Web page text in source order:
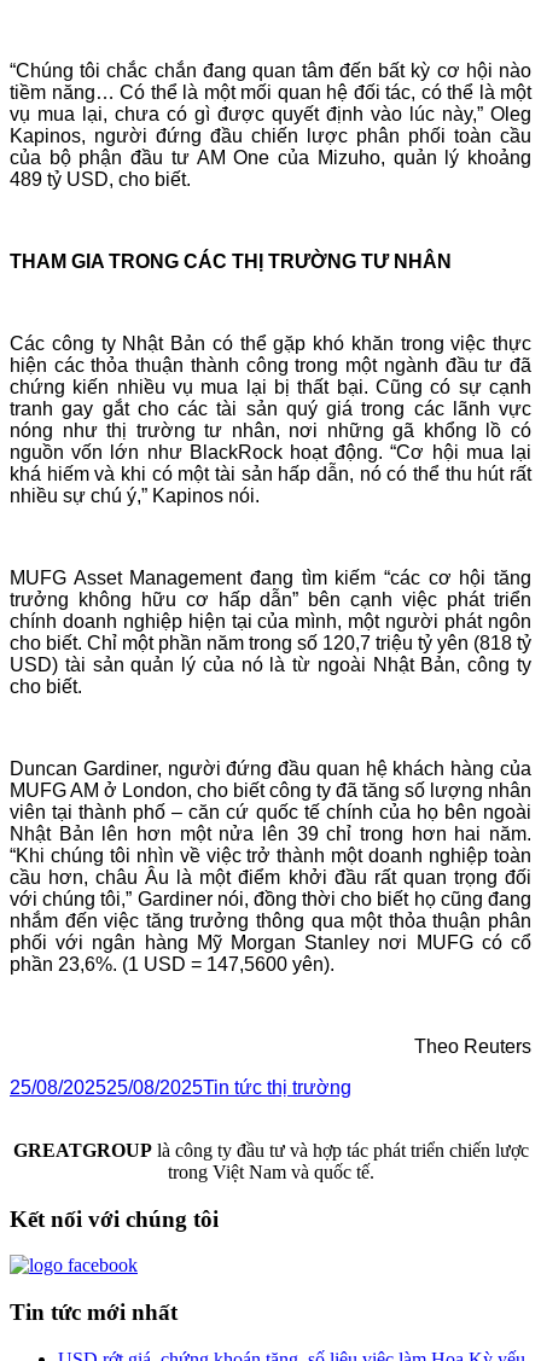
“Chúng tôi chắc chắn đang quan tâm đến bất kỳ cơ hội nào
tiềm năng… Có thể là một mối quan hệ đối tác, có thể là một
vụ mua lại, chưa có gì được quyết định vào lúc này,” Oleg
Kapinos, người đứng đầu chiến lược phân phối toàn cầu
của bộ phận đầu tư AM One của Mizuho, quản lý khoảng
489 tỷ USD, cho biết.
THAM GIA TRONG CÁC THỊ TRƯỜNG TƯ NHÂN
Các công ty Nhật Bản có thể gặp khó khăn trong việc thực
hiện các thỏa thuận thành công trong một ngành đầu tư đã
chứng kiến nhiều vụ mua lại bị thất bại. Cũng có sự cạnh
tranh gay gắt cho các tài sản quý giá trong các lãnh vực
nóng như thị trường tư nhân, nơi những gã khổng lồ có
nguồn vốn lớn như BlackRock hoạt động. “Cơ hội mua lại
khá hiếm và khi có một tài sản hấp dẫn, nó có thể thu hút rất
nhiều sự chú ý,” Kapinos nói.
MUFG Asset Management đang tìm kiếm “các cơ hội tăng
trưởng không hữu cơ hấp dẫn” bên cạnh việc phát triển
chính doanh nghiệp hiện tại của mình, một người phát ngôn
cho biết. Chỉ một phần năm trong số 120,7 triệu tỷ yên (818 tỷ
USD) tài sản quản lý của nó là từ ngoài Nhật Bản, công ty
cho biết.
Duncan Gardiner, người đứng đầu quan hệ khách hàng của
MUFG AM ở London, cho biết công ty đã tăng số lượng nhân
viên tại thành phố – căn cứ quốc tế chính của họ bên ngoài
Nhật Bản lên hơn một nửa lên 39 chỉ trong hơn hai năm.
“Khi chúng tôi nhìn về việc trở thành một doanh nghiệp toàn
cầu hơn, châu Âu là một điểm khởi đầu rất quan trọng đối
với chúng tôi,” Gardiner nói, đồng thời cho biết họ cũng đang
nhắm đến việc tăng trưởng thông qua một thỏa thuận phân
phối với ngân hàng Mỹ Morgan Stanley nơi MUFG có cổ
phần 23,6%. (1 USD = 147,5600 yên).
Theo Reuters
25/08/202525/08/2025Tin tức thị trường
GREATGROUPlà công ty đầu tư và hợp tác phát triển chiến lược
trong Việt Nam và quốc tế.
Kết nối với chúng tôi
Tin tức mới nhất